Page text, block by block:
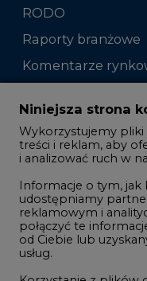
RODO
Raporty branżowe
Komentarze
Zmiany kadrowe
Studio CIRE
Rozmowy o
Gospodarka
Geopolityka
LTE450
Niniejsza strona
Wykorzystujemy pliki
treści i reklam, aby
i analizować ruch w
Informacje o tym, jak
udostępniamy
reklamowym i
połączyć te
od Ciebie lub
usług.